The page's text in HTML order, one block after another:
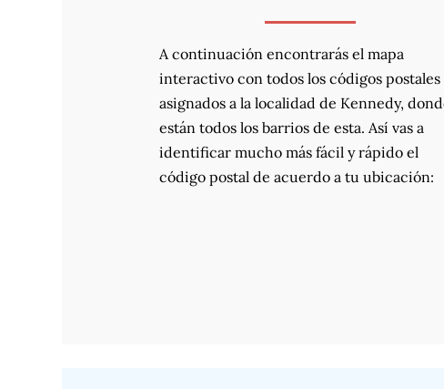
A continuación encontrarás el mapa
interactivo con todos los códigos postales
asignados a la localidad de Kennedy,
están todos los barrios de esta. Así vas a
identificar mucho más fácil y rápido el
código postal de acuerdo a tu ubicación: